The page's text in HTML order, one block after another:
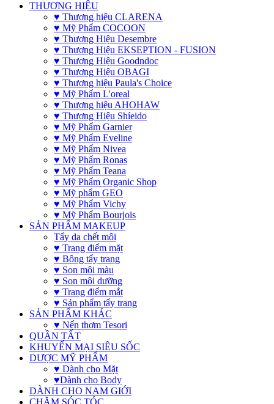
THƯƠNG HIỆU
♥ Thương hiệu CLARENA
♥ Mỹ Phẩm COCOON
♥ Thương Hiệu Desembre
♥ Thương Hiệu EKSEPTION - FUSION
♥ Thương Hiệu Goodndoc
♥ Thương Hiệu OBAGI
♥ Thương hiệu Paula's Choice
♥ Mỹ Phẩm L'oreal
♥ Thương hiệu AHOHAW
♥ Thương Hiệu Shíeido
♥ Mỹ Phẩm Garnier
♥ Mỹ Phẩm Eveline
♥ Mỹ Phẩm Nivea
♥ Mỹ Phẩm Ronas
♥ Mỹ Phẩm Teana
♥ Mỹ Phẩm Organic Shop
♥ Mỹ phẩm GEO
♥ Mỹ Phẩm Vichy
♥ Mỹ Phẩm Bourjois
SẢN PHẨM MAKEUP
Tẩy da chết môi
♥ Trang điểm mặt
♥ Bông tẩy trang
♥ Son môi màu
♥ Son môi dưỡng
♥ Trang điểm mắt
♥ Sản phẩm tẩy trang
SẢN PHẨM KHÁC
♥ Nến thơm Tesori
QUẦN TẤT
KHUYẾN MẠI SIÊU SỐC
DƯỢC MỸ PHẨM
♥ Dành cho Mặt
♥Dành cho Body
DÀNH CHO NAM GIỚI